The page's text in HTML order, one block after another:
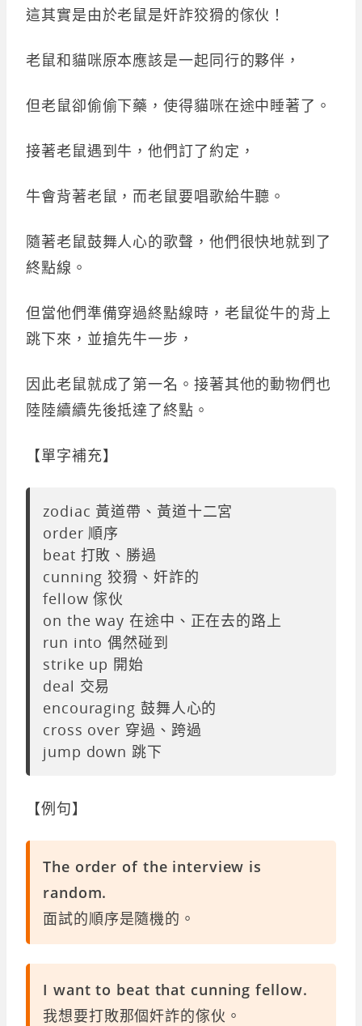
這其實是由於老鼠是奸詐狡猾的傢伙！
老鼠和貓咪原本應該是一起同行的夥伴，
但老鼠卻偷偷下藥，使得貓咪在途中睡著了。
接著老鼠遇到牛，他們訂了約定，
牛會背著老鼠，而老鼠要唱歌給牛聽。
隨著老鼠鼓舞人心的歌聲，他們很快地就到了
終點線。
但當他們準備穿過終點線時，老鼠從牛的背上
跳下來，並搶先牛一步，
因此老鼠就成了第一名。接著其他的動物們也
陸陸續續先後抵達了終點。
【單字補充】
zodiac 黃道帶、黃道十二宮
order 順序
beat 打敗、勝過
cunning 狡猾、奸詐的
fellow 傢伙
on the way 在途中、正在去的路上
run into 偶然碰到
strike up 開始
deal 交易
encouraging 鼓舞人心的
cross over 穿過、跨過
jump down 跳下
【例句】
The order of the interview is
random.
面試的順序是隨機的。
I want to beat that cunning fellow.
我想要打敗那個奸詐的傢伙。